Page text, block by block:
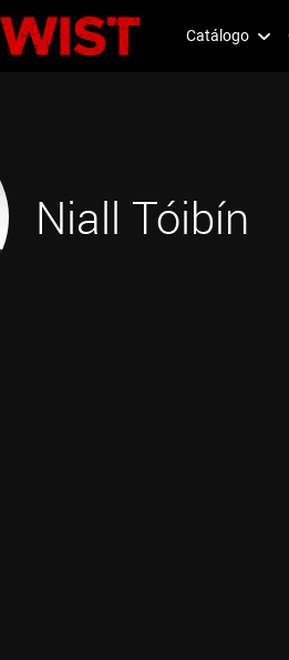
Catálogo
Niall Tóibín